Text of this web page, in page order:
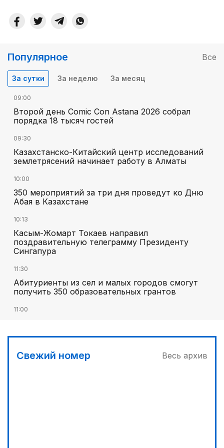
Популярное Все
За сутки За неделю За месяц
09:00
Второй день Comic Con Astana 2026 собрал
порядка 18 тысяч гостей
09:30
Казахстанско-Китайский центр исследований
землетрясений начинает работу в Алматы
10:00
350 мероприятий за три дня проведут ко Дню
Абая в Казахстане
10:13
Касым-Жомарт Токаев направил
поздравительную телеграмму Президенту
Сингапура
11:30
Абитуриенты из сел и малых городов смогут
получить 350 образовательных грантов
11:00
МЧС запустило новые станции мониторинга
Свежий номер Весь архив